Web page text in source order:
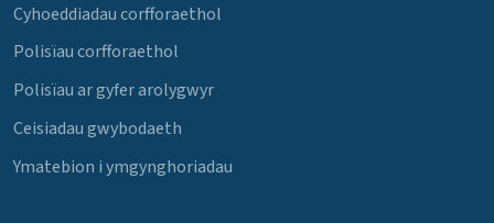
Cyhoeddiadau corfforaethol
Polisïau corfforaethol
Polisïau ar gyfer arolygwyr
Ceisiadau gwybodaeth
Ymatebion i ymgynghoriadau